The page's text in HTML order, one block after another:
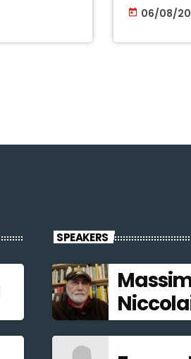
today 06/08/
SPEAKERS